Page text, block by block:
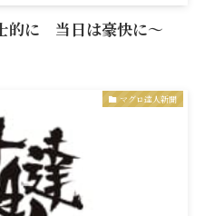
的に 当日は豪快に～
マグロ達人新聞